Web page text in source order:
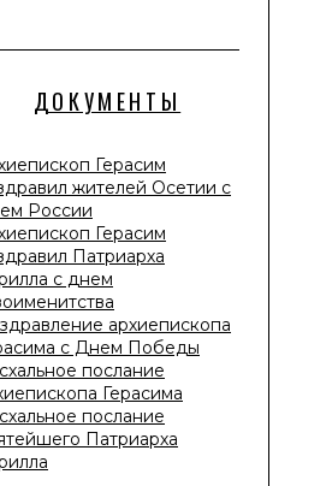
ДОКУМЕНТЫ
Герасим
жителей Осетии с
России
Герасим
Патриарха
с днем
архиепископа
с Днем Победы
послание
Герасима
послание
Патриарха